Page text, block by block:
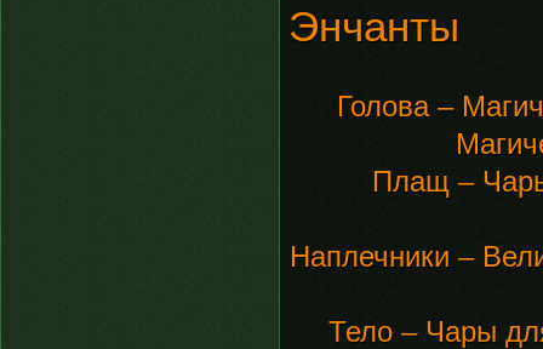
Энчанты
Голова –
Плащ –
Наплечники –
Тело – Чары